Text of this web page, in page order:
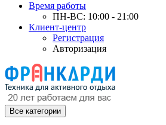
Время работы
ПН-ВС: 10:00 - 21:00
Клиент-центр
Регистрация
Авторизация
Все категории